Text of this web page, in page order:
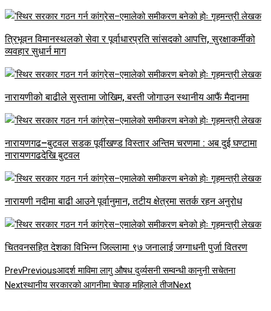
त्रिभूवन विमानस्थलको सेवा र पूर्वाधारप्रति सांसदको आपत्ति, सुरक्षाकर्मीको
व्यवहार सुधार्न माग
नारायणीको बाढीले सुस्तामा जोखिम, बस्ती जोगाउन स्थानीय आफैं मैदानमा
नारायणगढ–बुटवल सडक पूर्वीखण्ड विस्तार अन्तिम चरणमा : अब दुई घण्टामा
नारायणगढदेखि बुटवल
नारायणी नदीमा बाढी आउने पूर्वानुमान, तटीय क्षेत्रमा सतर्क रहन अनुरोध
चितवनसहित देशका विभिन्न जिल्लामा ९७ जनालाई जग्गाधनी पुर्जा वितरण
PrevPreviousआदर्श माविमा लागु औषध दुर्व्यसनी सम्वन्धी कानुनी सचेतना
Nextस्थानीय सरकारको आगनीमा चेपाङ महिलाले तीजNext